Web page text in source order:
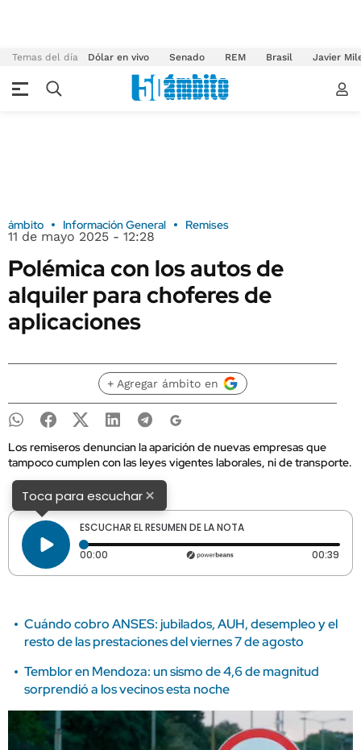
Temas del día Dólar en vivo Senado REM Brasil Javier
ámbito Información General Remises
11 de mayo 2025 - 12:28
Polémica con los autos de
alquiler para choferes de
aplicaciones
+ Agregar ámbito en
Los remiseros denuncian la aparición de nuevas empresas que
tampoco cumplen con las leyes vigentes laborales, ni de transporte.
Toca para escuchar×
ESCUCHAR EL RESUMEN DE LA NOTA
00:00 Tiempo transcurrido: 0 segundos 00:39
Cuándo cobro ANSES: jubilados, AUH, desempleo y el
resto de las prestaciones del viernes 7 de agosto
Temblor en Mendoza: un sismo de 4,6 de magnitud
sorprendió a los vecinos esta noche